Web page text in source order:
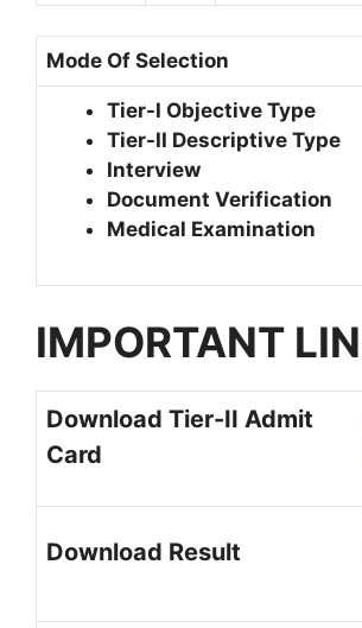
Mode Of Selection
Tier-I Objective Type
Tier-II Descriptive Type
Interview
Document Verification
Medical Examination
IMPORTANT
Download Tier-II Admit
Card
Download Result